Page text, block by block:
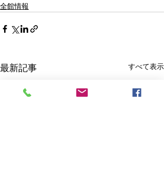
全館情報
最新記事 すべて表示